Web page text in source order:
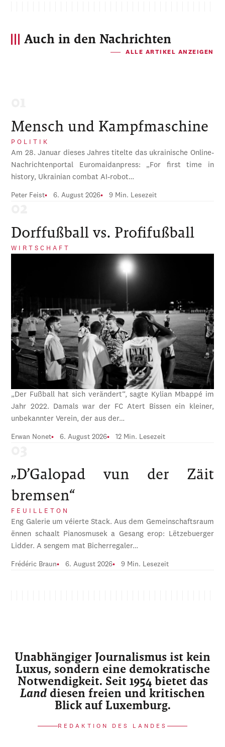
Auch in den Nachrichten
ALLE ARTIKEL ANZEIGEN
Mensch und Kampfmaschine
POLITIK
Am 28. Januar dieses Jahres titelte das ukrainische Online-
Nachrichtenportal Euromaidanpress: „For first time in
history, Ukrainian combat AI-robot…
Peter Feist 6. August 2026 9 Min. Lesezeit
Dorffußball vs. Profifußball
WIRTSCHAFT
„Der Fußball hat sich verändert“, sagte Kylian Mbappé im
Jahr 2022. Damals war der FC Atert Bissen ein kleiner,
unbekannter Verein, der aus der…
Erwan Nonet 6. August 2026 12 Min. Lesezeit
„D’Galopad vun der Zäit
bremsen“
FEUILLETON
Eng Galerie um véierte Stack. Aus dem Gemeinschaftsraum
ënnen schaalt Pianosmusek a Gesang erop: Lëtzebuerger
Lidder. A sengem mat Bicherregaler…
Frédéric Braun 6. August 2026 9 Min. Lesezeit
Unabhängiger Journalismus ist kein
Luxus, sondern eine demokratische
Notwendigkeit. Seit 1954 bietet das
Land diesen freien und kritischen
Blick auf Luxemburg.
REDAKTION DES LANDES